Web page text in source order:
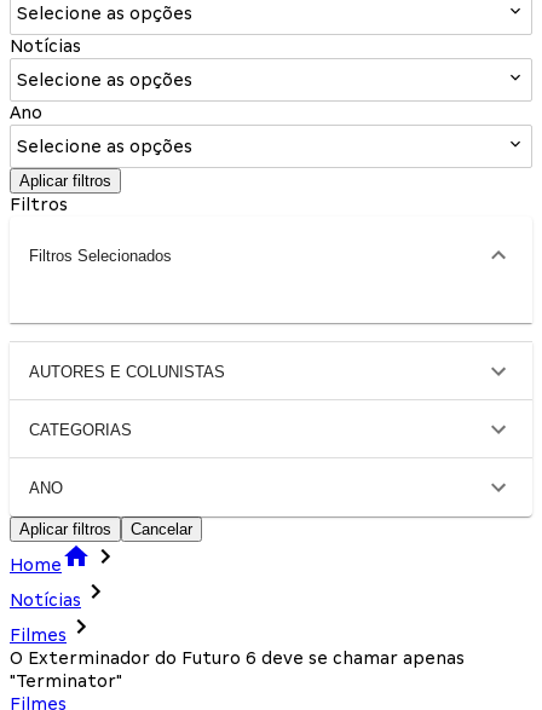
Selecione as opções
Notícias
Selecione as opções
Ano
Selecione as opções
Aplicar filtros
Filtros
Filtros Selecionados
AUTORES E COLUNISTAS
CATEGORIAS
ANO
Aplicar filtros Cancelar
Home
Notícias
Filmes
O Exterminador do Futuro 6 deve se chamar apenas
"Terminator"
Filmes